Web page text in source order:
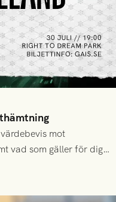
mot
vad som gäller för dig